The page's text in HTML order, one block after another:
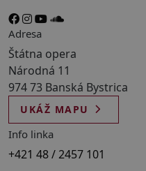
Adresa
Štátna opera
Národná 11
974 73 Banská Bystrica
UKÁŽ MAPU
Info linka
+421 48 / 2457 101